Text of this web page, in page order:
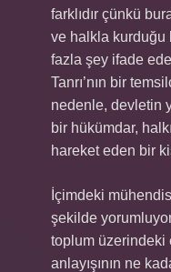
farklıdır çünkü
ve halkla kurduğu
fazla şey ifade
Tanrı’nın bir
nedenle, devletin
bir hükümdar,
hareket eden bir
İçimdeki
şekilde
toplum üzerindeki
anlayışının ne